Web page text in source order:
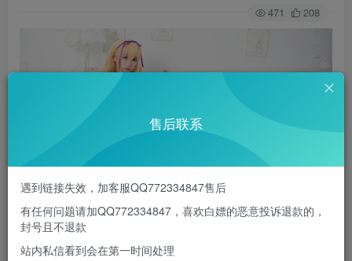
471 208
售后联系
遇到链接失效，加客服QQ772334847售后
有任何问题请加QQ772334847，喜欢白嫖的恶意投诉退款的，
封号且不退款
站内私信看到会在第一时间处理